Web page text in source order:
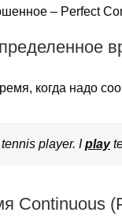
– Perfect
когда надо
player. Iplay
Continuous